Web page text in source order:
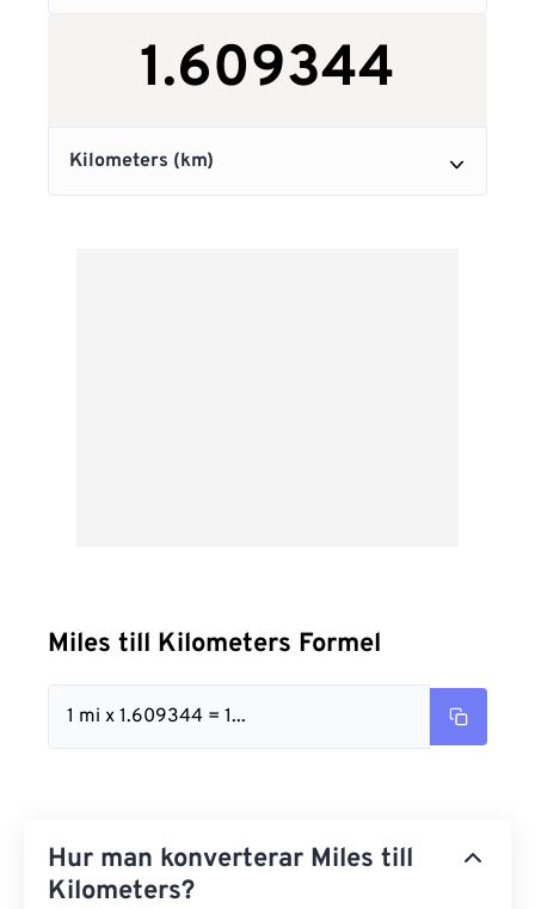
Miles till Kilometers Formel
1 mi x 1.609344 = 1...
Hur man konverterar Miles till
Kilometers?